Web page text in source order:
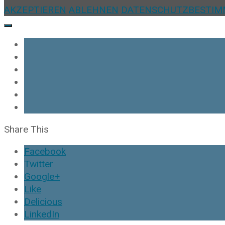
AKZEPTIEREN ABLEHNEN
Share This
Facebook
Twitter
Google+
Like
Delicious
LinkedIn